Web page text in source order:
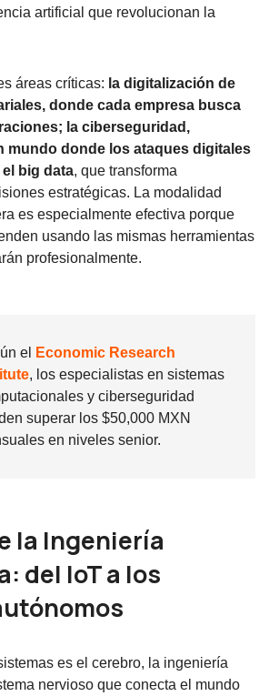
artificial que revolucionan la
áreas críticas: la digitalización de
donde cada empresa busca
la ciberseguridad,
mundo donde los ataques digitales
big data, que transforma
estratégicas. La modalidad
es especialmente efectiva porque
usando las mismas herramientas
profesionalmente.
el
Economic Research
, los especialistas en sistemas
y ciberseguridad
superar los $50,000 MXN
en niveles senior.
la Ingeniería
del IoT a los
es el cerebro, la ingeniería
nervioso que conecta el mundo